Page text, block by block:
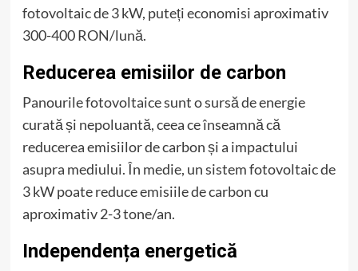
fotovoltaic de 3 kW, puteți economisi aproximativ
300-400 RON/lună.
Reducerea emisiilor de carbon
Panourile fotovoltaice sunt o sursă de energie
curată și nepoluantă, ceea ce înseamnă că
reducerea emisiilor de carbon și a impactului
asupra mediului. În medie, un sistem fotovoltaic de
3 kW poate reduce emisiile de carbon cu
aproximativ 2-3 tone/an.
Independența energetică